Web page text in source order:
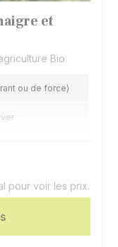
et
Bio.
ou de force)
précoce
pour voir les prix.